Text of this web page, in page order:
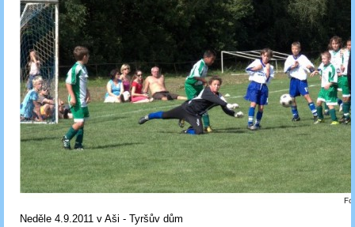
Neděle 4.9.2011 v Aši - Tyršův dům